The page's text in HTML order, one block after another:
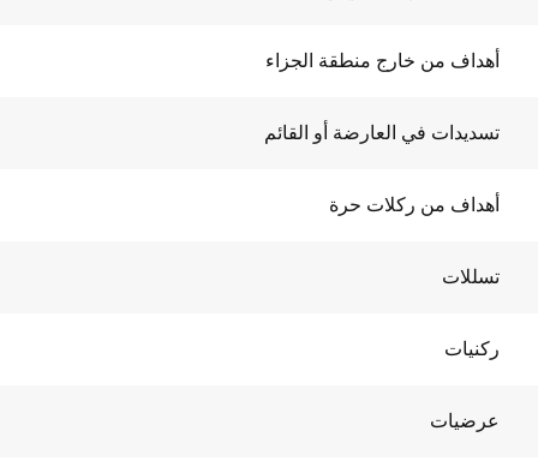
أهداف من خارج منطقة الجزاء
تسديدات في العارضة أو القائم
أهداف من ركلات حرة
تسللات
ركنيات
عرضيات